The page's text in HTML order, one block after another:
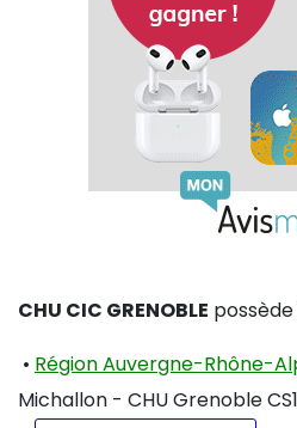
CHU CIC GRENOBLE possède
• Région Auvergne-Rhône-
Michallon - CHU Grenoble